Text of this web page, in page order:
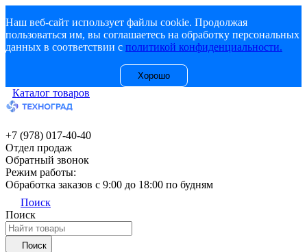
Наш веб-сайт использует файлы cookie. Продолжая
пользоваться им, вы соглашаетесь на обработку персональных
данных в соответствии с политикой конфиденциальности.
Хорошо
Каталог товаров
+7 (978) 017-40-40
Отдел продаж
Обратный звонок
Режим работы:
Обработка заказов с 9:00 до 18:00 по будням
Поиск
Поиск
Поиск